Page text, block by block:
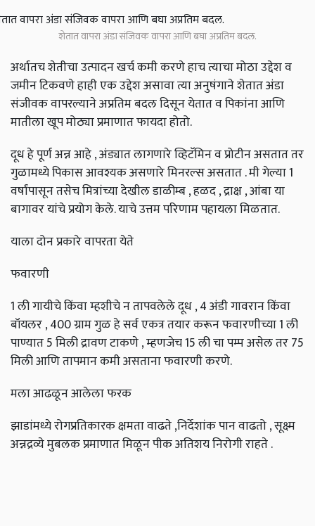
शेतात वापरा अंडा संजिवक वापरा आणि बघा अप्रतिम बदल.
अर्थातच शेतीचा उत्पादन खर्च कमी करणे हाच त्याचा मोठा उद्देश व
जमीन टिकवणे हाही एक उद्देश असावा त्या अनुषंगाने शेतात अंडा
संजीवक वापरल्याने अप्रतिम बदल दिसून येतात व पिकांना आणि
मातीला खूप मोठ्या प्रमाणात फायदा होतो.
दूध हे पूर्ण अन्न आहे , अंड्यात लागणारे व्हिटॅमिन व प्रोटीन असतात तर
गुळामध्ये पिकास आवश्यक असणारे मिनरल्स असतात . मी गेल्या 1
वर्षांपासून तसेच मित्रांच्या देखील डाळीम्ब , हळद , द्राक्ष , आंबा या
बागावर यांचे प्रयोग केले. याचे उत्तम परिणाम पहायला मिळतात.
याला दोन प्रकारे वापरता येते
फवारणी
1 ली गायीचे किंवा म्हशीचे न तापवलेले दूध , 4 अंडी गावरान किंवा
बॉयलर , 400 ग्राम गुळ हे सर्व एकत्र तयार करून फवारणीच्या 1 ली
पाण्यात 5 मिली द्रावण टाकणे , म्हणजेच 15 ली चा पम्प असेल तर 75
मिली आणि तापमान कमी असताना फवारणी करणे.
मला आढळून आलेला फरक
झाडांमध्ये रोगप्रतिकारक क्षमता वाढते ,निर्देशांक पान वाढतो , सूक्ष्म
अन्नद्रव्ये मुबलक प्रमाणात मिळून पीक अतिशय निरोगी राहते .